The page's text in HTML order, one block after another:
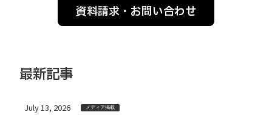
資料請求・お問い合わせ
最新記事
July 13, 2026 メディア掲載